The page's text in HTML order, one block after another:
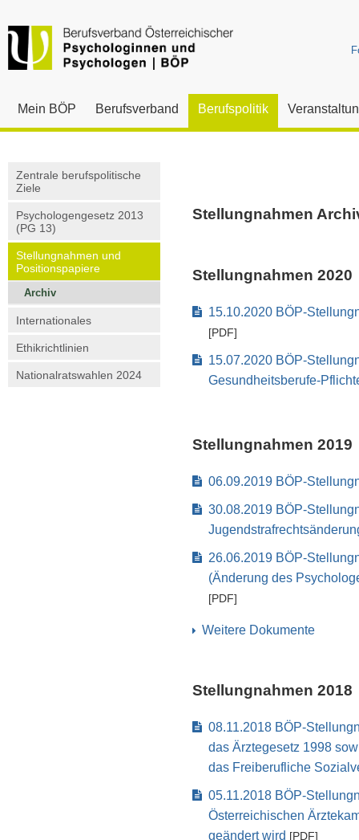
Mein BÖP Berufsverband Berufspolitik
Zentrale berufspolitische
Ziele
Psychologengesetz 2013
(PG 13)
Stellungnahmen und
Positionspapiere
Archiv
Internationales
Ethikrichtlinien
Nationalratswahlen 2024
Stellungnahmen
Stellungnahmen 2020
15.10.2020 BÖP-
[PDF]
15.07.2020 BÖP-
Gesundheitsberufe-
Stellungnahmen 2019
06.09.2019 BÖP-
30.08.2019 BÖP-
26.06.2019 BÖP-
(Änderung des
[PDF]
Weitere Dokumente
Stellungnahmen 2018
08.11.2018 BÖP-
das Ärztegesetz 1998
das Freiberufliche
05.11.2018 BÖP-
Österreichischen
geändert wird [PDF]